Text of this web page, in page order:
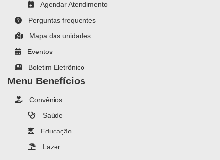
Agendar Atendimento
Perguntas frequentes
Mapa das unidades
Eventos
Boletim Eletrônico
Menu Benefícios
Convênios
Saúde
Educação
Lazer